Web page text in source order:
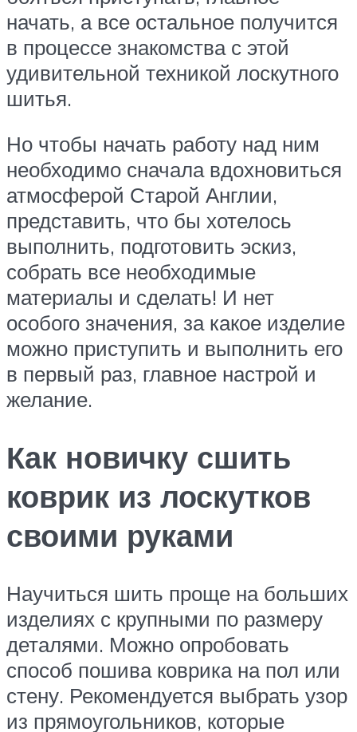
начать, а все остальное получится
в процессе знакомства с этой
удивительной техникой лоскутного
шитья.
Но чтобы начать работу над ним
необходимо сначала вдохновиться
атмосферой Старой Англии,
представить, что бы хотелось
выполнить, подготовить эскиз,
собрать все необходимые
материалы и сделать! И нет
особого значения, за какое изделие
можно приступить и выполнить его
в первый раз, главное настрой и
желание.
Как новичку сшить
коврик из лоскутков
своими руками
Научиться шить проще на больших
изделиях с крупными по размеру
деталями. Можно опробовать
способ пошива коврика на пол или
стену. Рекомендуется выбрать узор
из прямоугольников, которые